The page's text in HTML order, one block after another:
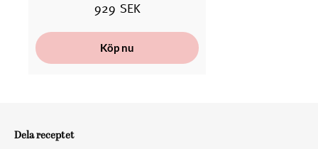
929 SEK
Köp nu
Dela receptet